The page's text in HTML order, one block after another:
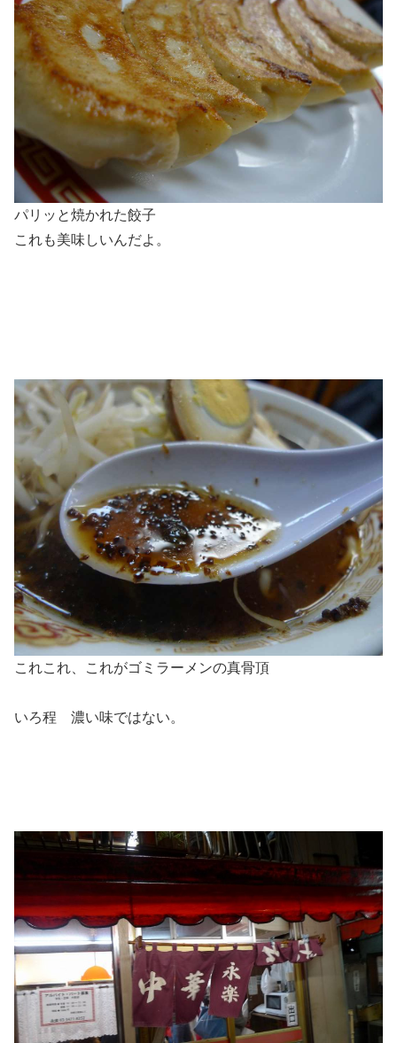
パリッと焼かれた餃子
これも美味しいんだよ。
これこれ、これがゴミラーメンの真骨頂
いろ程 濃い味ではない。